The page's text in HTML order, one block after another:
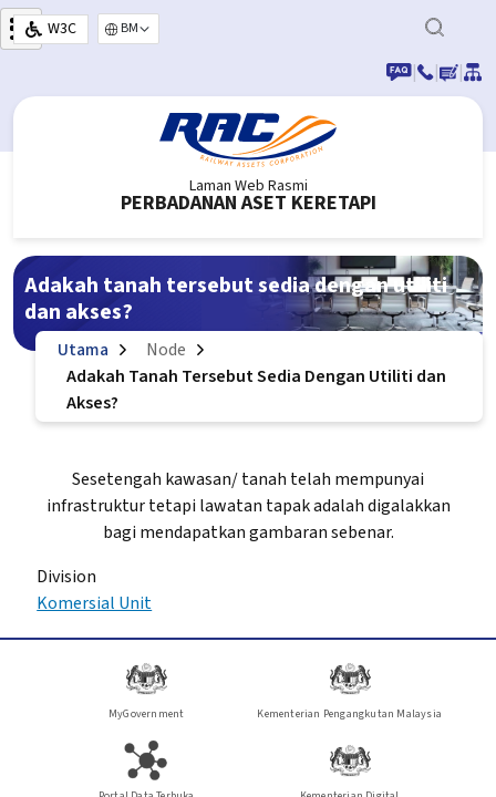
Langkau ke kandungan utama
W3C
Select your language
|
| |
Laman Web Rasmi
PERBADANAN ASET KERETAPI
Adakah tanah tersebut sedia dengan utiliti
dan akses?
Utama
Node
Adakah Tanah Tersebut Sedia Dengan Utiliti dan
Akses?
Sesetengah kawasan/ tanah telah mempunyai
infrastruktur tetapi lawatan tapak adalah digalakkan
bagi mendapatkan gambaran sebenar.
Division
Komersial Unit
MyGovernment Kementerian Pengangkutan Malaysia